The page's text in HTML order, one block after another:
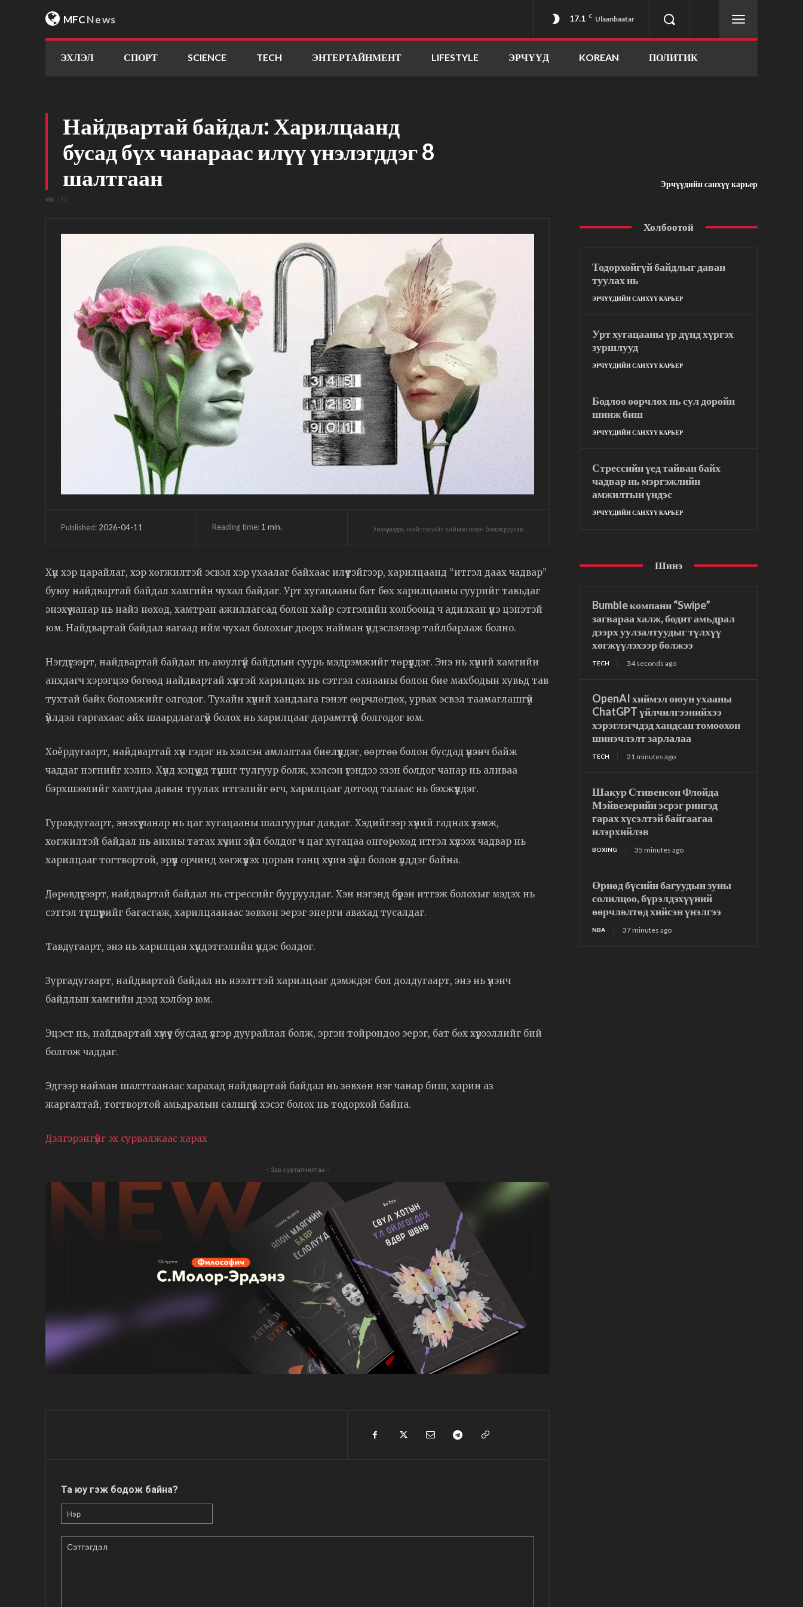
MFCNews 17.1 C Ulaanbaatar
ЭХЛЭЛ СПОРТ SCIENCE TECH ЭНТЕРТАЙНМЕНТ LIFESTYLE ЭРЧҮҮД KOREAN ПОЛИТИК
Найдвартай байдал: Харилцаанд
бусад бүх чанараас илүү үнэлэгддэг 8
шалтгаан
132
Эрчүүдийн санхүү карьер
Published: 2026-04-11 Reading time: 1 min. Энэхүү мэдээ, нийтлэлийг хиймэл оюун боловсруулав.
Хүн хэр царайлаг, хэр хөгжилтэй эсвэл хэр ухаалаг байхаас илүүтэйгээр, харилцаанд “итгэл даах чадвар”
буюу найдвартай байдал хамгийн чухал байдаг. Урт хугацааны бат бөх харилцааны суурийг тавьдаг
энэхүү чанар нь найз нөхөд, хамтран ажиллагсад болон хайр сэтгэлийн холбоонд ч адилхан үнэ цэнэтэй
юм. Найдвартай байдал яагаад ийм чухал болохыг доорх найман үндэслэлээр тайлбарлаж болно.
Нэгдүгээрт, найдвартай байдал нь аюулгүй байдлын суурь мэдрэмжийг төрүүлдэг. Энэ нь хүний хамгийн
анхдагч хэрэгцээ бөгөөд найдвартай хүнтэй харилцах нь сэтгэл санааны болон бие махбодын хувьд тав
тухтай байх боломжийг олгодог. Тухайн хүний хандлага гэнэт өөрчлөгдөх, урвах эсвэл таамаглашгүй
үйлдэл гаргахаас айх шаардлагагүй болох нь харилцааг дарамтгүй болгодог юм.
Хоёрдугаарт, найдвартай хүн гэдэг нь хэлсэн амлалтаа биелүүлдэг, өөртөө болон бусдад үнэнч байж
чаддаг нэгнийг хэлнэ. Хүнд хэцүү үед түшиг тулгуур болж, хэлсэн үгэндээ эзэн болдог чанар нь аливаа
бэрхшээлийг хамтдаа даван туулах итгэлийг өгч, харилцааг дотоод талаас нь бэхжүүлдэг.
Гуравдугаарт, энэхүү чанар нь цаг хугацааны шалгуурыг давдаг. Хэдийгээр хүний гаднах үзэмж,
хөгжилтэй байдал нь анхны татах хүчин зүйл болдог ч цаг хугацаа өнгөрөхөд итгэл хүлээх чадвар нь
харилцааг тогтвортой, эрүүл орчинд хөгжүүлэх цорын ганц хүчин зүйл болон үлддэг байна.
Дөрөвдүгээрт, найдвартай байдал нь стрессийг бууруулдаг. Хэн нэгэнд бүрэн итгэж болохыг мэдэх нь
сэтгэл түгшүүрийг багасгаж, харилцаанаас зөвхөн эерэг энерги авахад тусалдаг.
Тавдугаарт, энэ нь харилцан хүндэтгэлийн үндэс болдог.
Зургадугаарт, найдвартай байдал нь нээлттэй харилцааг дэмждэг бол долдугаарт, энэ нь үнэнч
байдлын хамгийн дээд хэлбэр юм.
Эцэст нь, найдвартай хүмүүс бусдад үлгэр дуурайлал болж, эргэн тойрондоо эерэг, бат бөх хүрээллийг бий
болгож чаддаг.
Эдгээр найман шалтгаанаас харахад найдвартай байдал нь зөвхөн нэг чанар биш, харин аз
жаргалтай, тогтвортой амьдралын салшгүй хэсэг болох нь тодорхой байна.
Дэлгэрэнгүйг эх сурвалжаас харах
- Зар сурталчилгаа -
Та юу гэж бодож байна?
Холбоотой
Тодорхойгүй байдлыг даван
туулах нь
ЭРЧҮҮДИЙН САНХҮҮ КАРЬЕР
Урт хугацааны үр дүнд хүргэх
зуршлууд
ЭРЧҮҮДИЙН САНХҮҮ КАРЬЕР
Бодлоо өөрчлөх нь сул доройн
шинж биш
ЭРЧҮҮДИЙН САНХҮҮ КАРЬЕР
Стрессийн үед тайван байх
чадвар нь мэргэжлийн
амжилтын үндэс
ЭРЧҮҮДИЙН САНХҮҮ КАРЬЕР
Шинэ
Bumble компани “Swipe”
загвараа халж, бодит амьдрал
дээрх уулзалтуудыг түлхүү
хөгжүүлэхээр болжээ
TECH 34 seconds ago
OpenAI хиймэл оюун ухааны
ChatGPT үйлчилгээнийхээ
хэрэглэгчдэд хандсан томоохон
шинэчлэлт зарлалаа
TECH 21 minutes ago
Шакур Стивенсон Флойда
Мэйвезерийн эсрэг рингэд
гарах хүсэлтэй байгаагаа
илэрхийлэв
BOXING 35 minutes ago
Өрнөд бүсийн багуудын зуны
солилцоо, бүрэлдэхүүний
өөрчлөлтөд хийсэн үнэлгээ
NBA 37 minutes ago